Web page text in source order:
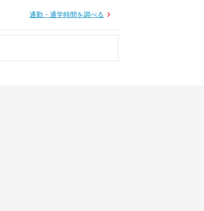
通勤・通学時間を調べる